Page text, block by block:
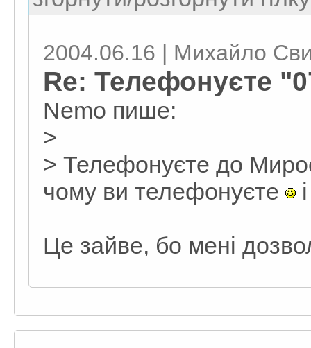
2004.06.16 | Михайло
Re: Телефонуєте
Nemo пише:
>
> Телефонуєте до
чому ви телефонуєте
Це зайве, бо мені